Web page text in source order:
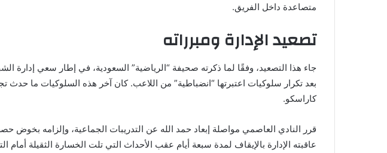
ر
ا
متصاعدة داخل الفريق.
تصعيد الإدارة ومبرراته
جاء هذا التصعيد، وفقًا لما ذكرته صحيفة “الرياضية” السعودية، في إطار سعي إدارة
بعد تكرار سلوكيات اعتبرتها “انضباطية” من اللاعب. كان آخر هذه السلوكيات ما حدث
كاراسكو.
قرر النادي العاصمي مواصلة إبعاد حمد الله عن التدريبات الجماعية، وإلزامه بخوض